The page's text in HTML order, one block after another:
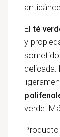
El té
y
delicada:
verde.